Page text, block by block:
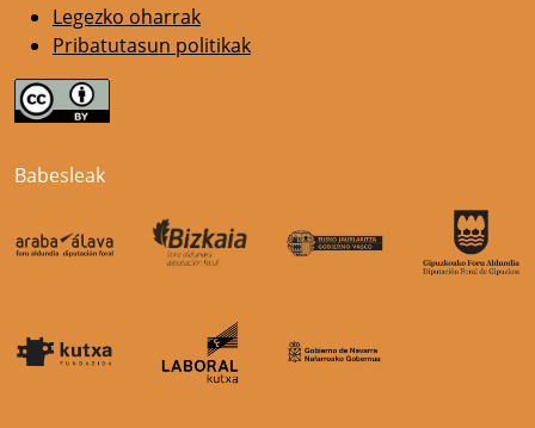
Legezko oharrak
Pribatutasun politikak
Babesleak